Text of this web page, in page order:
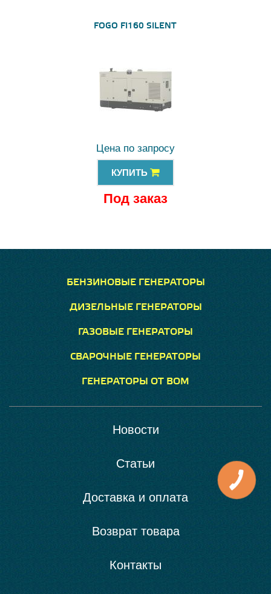
FOGO FI160 SILENT
Цена по запросу
КУПИТЬ
Под заказ
БЕНЗИНОВЫЕ ГЕНЕРАТОРЫ
ДИЗЕЛЬНЫЕ ГЕНЕРАТОРЫ
ГАЗОВЫЕ ГЕНЕРАТОРЫ
СВАРОЧНЫЕ ГЕНЕРАТОРЫ
ГЕНЕРАТОРЫ ОТ ВОМ
Новости
Статьи
Доставка и оплата
Возврат товара
Контакты